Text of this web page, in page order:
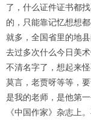
了，什么证件证书都
的，只能靠记忆想想
就多，全国省里的地
去过多次什么今日美
不清名字了，想起来
莫言，老贾呀等等，
是我的老师，是他第
《中国作家》杂志上